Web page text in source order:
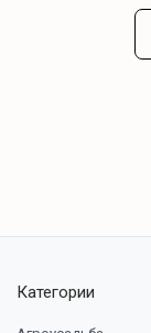
Категории